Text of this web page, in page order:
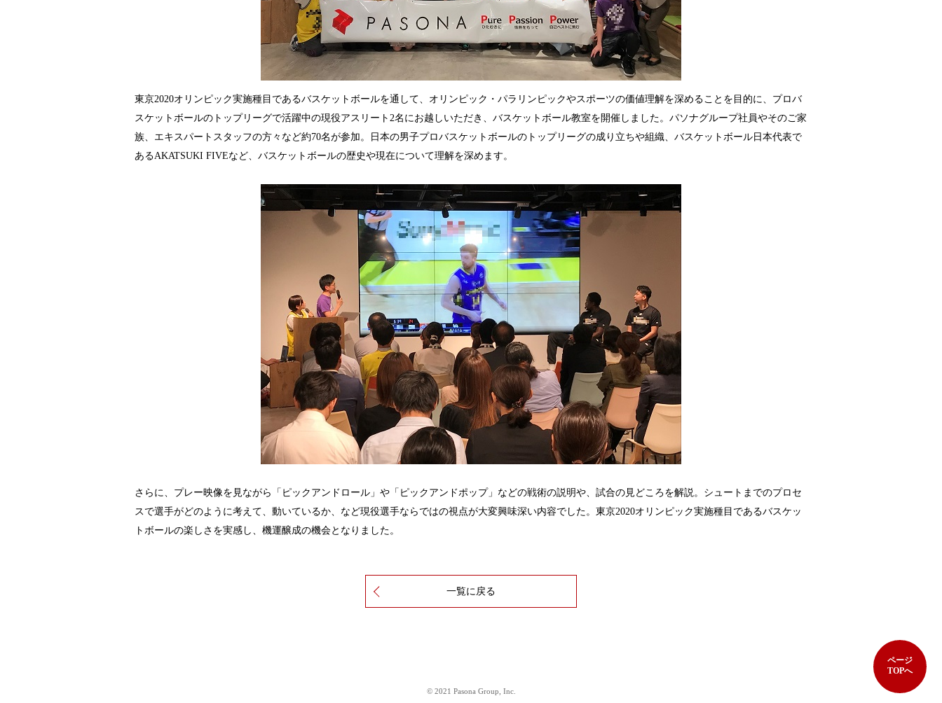
東京2020オリンピック実施種目であるバスケットボールを通して、オリンピック・パラリンピックやスポーツの価値理解を深めることを目的に、プロバ
スケットボールのトップリーグで活躍中の現役アスリート2名にお越しいただき、バスケットボール教室を開催しました。パソナグループ社員やそのご家
族、エキスパートスタッフの方々など約70名が参加。日本の男子プロバスケットボールのトップリーグの成り立ちや組織、バスケットボール日本代表で
あるAKATSUKI FIVEなど、バスケットボールの歴史や現在について理解を深めます。
さらに、プレー映像を見ながら「ピックアンドロール」や「ピックアンドポップ」などの戦術の説明や、試合の見どころを解説。シュートまでのプロセ
スで選手がどのように考えて、動いているか、など現役選手ならではの視点が大変興味深い内容でした。東京2020オリンピック実施種目であるバスケッ
トボールの楽しさを実感し、機運醸成の機会となりました。
一覧に戻る
© 2021 Pasona Group, Inc.
ページ
TOPへ